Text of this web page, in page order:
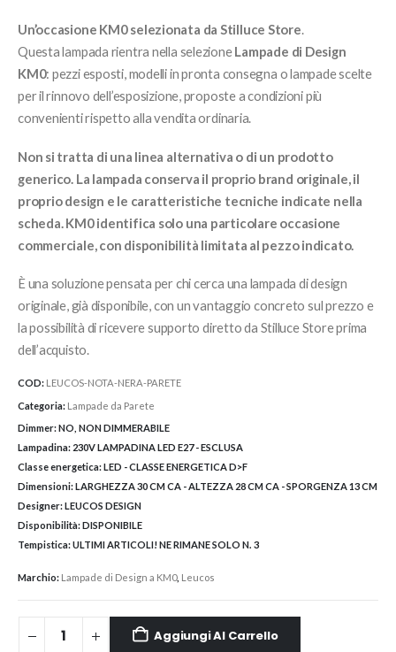
Un’occasione KM0 selezionata da Stilluce Store.
Questa lampada rientra nella selezioneLampade di Design
KM0: pezzi esposti, modelli in pronta consegna o lampade scelte
per il rinnovo dell’esposizione, proposte a condizioni più
convenienti rispetto alla vendita ordinaria.
Non si tratta di una linea alternativa o di un prodotto
generico. La lampada conserva il proprio brand originale, il
proprio design e le caratteristiche tecniche indicate nella
scheda. KM0 identifica solo una particolare occasione
commerciale, con disponibilità limitata al pezzo indicato.
È una soluzione pensata per chi cerca una lampada di design
originale, già disponibile, con un vantaggio concreto sul prezzo e
la possibilità di ricevere supporto diretto da Stilluce Store prima
dell’acquisto.
COD: LEUCOS-NOTA-NERA-PARETE
Categoria: Lampade da Parete
Dimmer:NO, NON DIMMERABILE
Lampadina: 230V LAMPADINA LED E27 - ESCLUSA
Classe energetica:LED - CLASSE ENERGETICA D>F
Dimensioni:LARGHEZZA 30 CM CA - ALTEZZA 28 CM CA - SPORGENZA 13 CM
Designer:LEUCOS DESIGN
Disponibilità:DISPONIBILE
Tempistica:ULTIMI ARTICOLI! NE RIMANE SOLO N. 3
Marchio: Lampade di Design a KM0, Leucos
Aggiungi Al Carrello